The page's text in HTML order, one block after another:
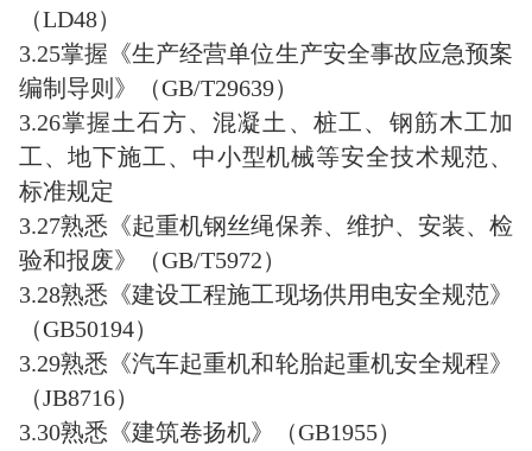
（LD48）
3.25掌握《生产经营单位生产安全事故应急预案
编制导则》（GB/T29639）
3.26掌握土石方、混凝土、桩工、钢筋木工加
工、地下施工、中小型机械等安全技术规范、
标准规定
3.27熟悉《起重机钢丝绳保养、维护、安装、检
验和报废》（GB/T5972）
3.28熟悉《建设工程施工现场供用电安全规范》
（GB50194）
3.29熟悉《汽车起重机和轮胎起重机安全规程》
（JB8716）
3.30熟悉《建筑卷扬机》（GB1955）